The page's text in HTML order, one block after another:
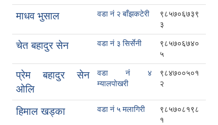
माधव भुसाल वडा नं २ बाँझकटेरी
९८५७०६७३९
३
चेत बहादुर सेन वडा नं ३ सिर्सेनी
९८५७०६७४०
५
प्रेम बहादुर सेन
ओलि
वडा नं ४
म्यालपोखरी
९८४७००५०१
२
हिमाल खड्का वडा नं ५ मलागिरी
९८५७०८१९८
१